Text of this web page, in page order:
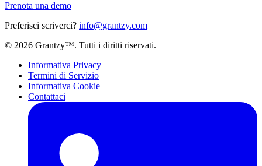
Prenota una demo
Preferisci scriverci? info@grantzy.com
© 2026 Grantzy™. Tutti i diritti riservati.
Informativa Privacy
Termini di Servizio
Informativa Cookie
Contattaci